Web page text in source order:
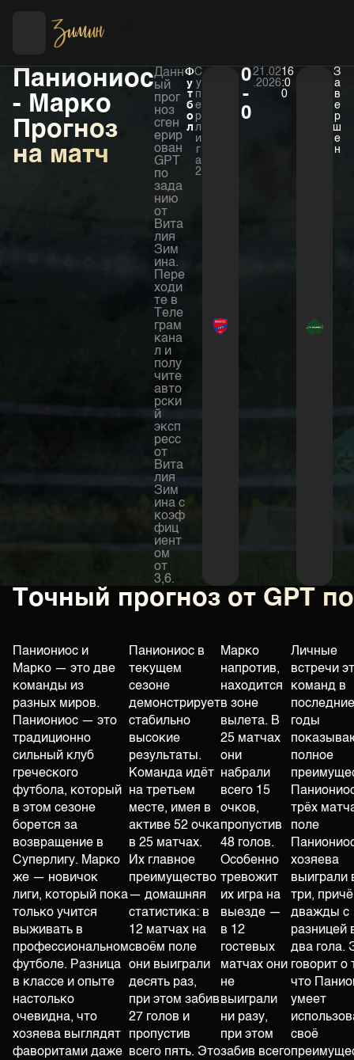
Футбол Хоккей
Паниониос
- Марко
Прогноз
на матч
Данн
ый
прог
ноз
сген
ерир
ован
GPT
по
зада
нию
от
Вита
лия
Зим
ина.
Пере
ходи
те в
Теле
грам
кана
л и
полу
чите
авто
рски
й
эксп
ресс
от
Вита
лия
Зим
ина с
коэф
фиц
иент
ом
от
3,6.
Ф
у
т
б
о
л
С
у
п
е
р
л
и
г
а
2
0
-
0
21.02
.2026
16
:0
0
З
а
в
е
р
ш
е
н
Точный прогноз от GPT
Паниониос и
Марко — это две
команды из
разных миров.
Паниониос — это
традиционно
сильный клуб
греческого
футбола, который
в этом сезоне
борется за
возвращение в
Суперлигу. Марко
же — новичок
лиги, который пока
только учится
выживать в
профессиональном
футболе. Разница
в классе и опыте
настолько
очевидна, что
хозяева выглядят
фаворитами даже
Паниониос в
текущем
сезоне
демонстрирует
стабильно
высокие
результаты.
Команда идёт
на третьем
месте, имея в
активе 52 очка
в 25 матчах.
Их главное
преимущество
— домашняя
статистика: в
12 матчах на
своём поле
они выиграли
десять раз,
при этом забив
27 голов и
пропустив
всего пять. Это
Марко
напротив,
находится
в зоне
вылета. В
25 матчах
они
набрали
всего 15
очков,
пропустив
48 голов.
Особенно
тревожит
их игра на
выезде —
в 12
гостевых
матчах они
не
выиграли
ни разу,
при этом
забив всего
Личные
встречи
команд в
последние
годы
полное
трёх
поле
хозяева
выиграли
три,
дважды с
разницей
два гола.
говорит о
что
умеет
своё